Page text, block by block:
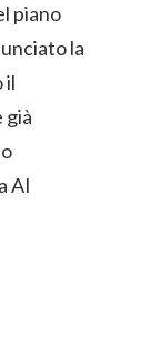
piano
la
il
già
AI